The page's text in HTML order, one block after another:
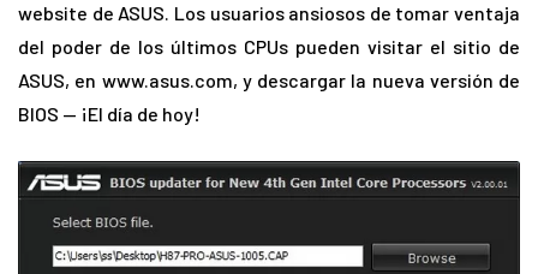
website de ASUS. Los usuarios ansiosos de tomar ventaja
del poder de los últimos CPUs pueden visitar el sitio de
ASUS, en www.asus.com, y descargar la nueva versión de
BIOS — ¡El día de hoy!